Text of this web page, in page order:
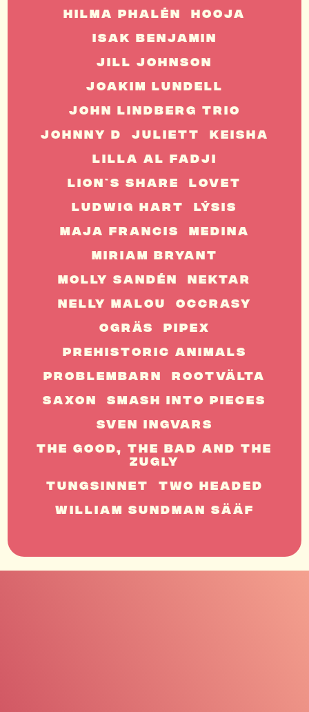
Hilma Phalén
Hooja
Isak Benjamin
Jill Johnson
Joakim Lundell
John Lindberg Trio
Johnny D
Juliett
Keisha
Lilla Al Fadji
Lion`s Share
Lovet
Ludwig Hart
Lýsis
Maja Francis
Medina
Miriam Bryant
Molly Sandén
Nektar
Nelly Malou
Occrasy
Ogräs
Pipex
PreHistoric Animals
Problembarn
Rootvälta
Saxon
Smash Into Pieces
Sven Ingvars
The Good, The Bad And The
Zugly
Tungsinnet
Two Headed
William Sundman Sääf